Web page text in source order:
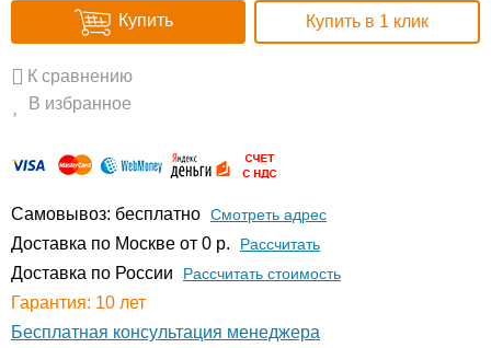
Купить Купить в 1 клик
К сравнению
В избранное
Самовывоз: бесплатно Смотреть адрес
Доставка по Москве от 0 р. Расcчитать
Доставка по России Рассчитать стоимость
Гарантия: 10 лет
Бесплатная консультация менеджера